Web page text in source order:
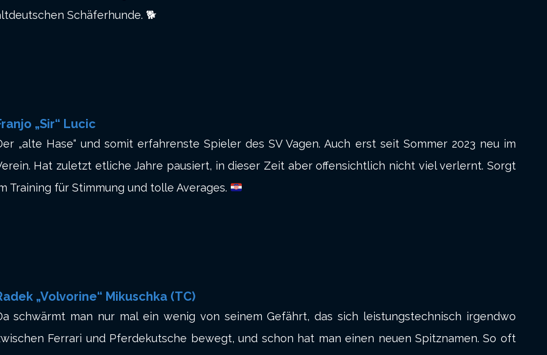
Schäferhunde. 🐕
„Sir“ Lucic
„alte Hase“ und somit erfahrenste Spieler des SV Vagen. Auch erst seit Sommer 2023 neu im
Hat zuletzt etliche Jahre pausiert, in dieser Zeit aber offensichtlich nicht viel verlernt. Sorgt
Training für Stimmung und tolle Averages.
„Volvorine“ Mikuschka (TC)
schwärmt man nur mal ein wenig von seinem Gefährt, das sich leistungstechnisch irgendwo
Ferrari und Pferdekutsche bewegt, und schon hat man einen neuen Spitznamen. So oft